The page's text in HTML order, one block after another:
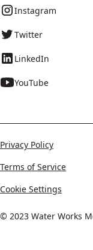
Instagram
Twitter
LinkedIn
YouTube
© 2023 Water Works
Privacy Policy
Terms of Service
Cookie Settings